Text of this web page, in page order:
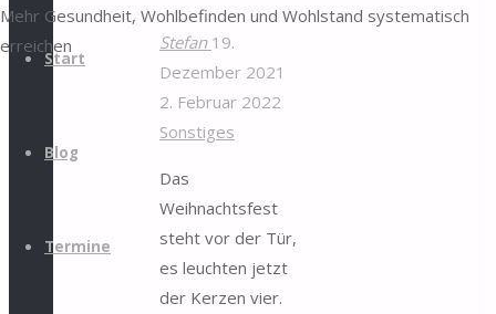
Mehr Gesundheit, Wohlbefinden und Wohlstand systematisch
erreichen
Start
Blog
Termine
Stefan 19.
Dezember 2021
2. Februar 2022
Sonstiges
Das
Weihnachtsfest
steht vor der Tür,
es leuchten jetzt
der Kerzen vier.